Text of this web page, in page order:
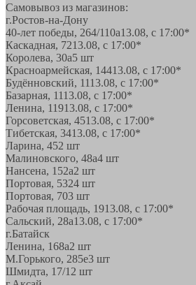
Самовывоз из магазинов:
г.Ростов-на-Дону
40-лет победы, 264/110а13.08, с 17:00*
Каскадная, 7213.08, с 17:00*
Королева, 30а5 шт
Красноармейская, 14413.08, с 17:00*
Будённовский, 1113.08, с 17:00*
Базарная, 1113.08, с 17:00*
Ленина, 11913.08, с 17:00*
Горсоветская, 4513.08, с 17:00*
Тибетская, 3413.08, с 17:00*
Ларина, 452 шт
Малиновского, 48а4 шт
Нансена, 152а2 шт
Портовая, 5324 шт
Портовая, 703 шт
Рабочая площадь, 1913.08, с 17:00*
Сальский, 28a13.08, с 17:00*
г.Батайск
Ленина, 168а2 шт
М.Горького, 285е3 шт
Шмидта, 17/1 2 шт